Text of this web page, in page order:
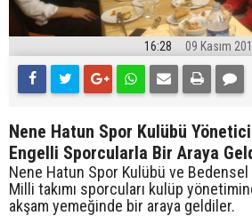
16:28 09 Kasım
Nene Hatun Spor Kulübü
Engelli Sporcularla Bir Araya
Nene Hatun Spor Kulübü ve
Milli takımı sporcuları kulüp
akşam yemeğinde bir araya geldiler.